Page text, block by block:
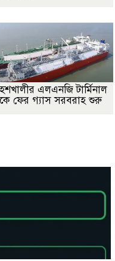
এলএনজি টার্মিনাল
ফের গ্যাস সরবরাহ শুরু